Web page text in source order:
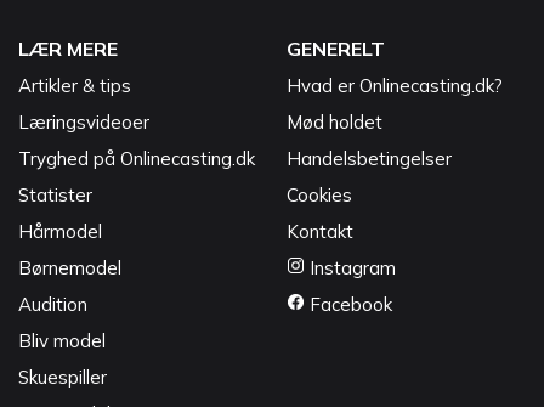
LÆR MERE
Artikler & tips
Læringsvideoer
Tryghed på Onlinecasting.dk
Statister
Hårmodel
Børnemodel
Audition
Bliv model
Skuespiller
GENERELT
Hvad er Onlinecasting.dk?
Mød holdet
Handelsbetingelser
Cookies
Kontakt
Instagram
Facebook